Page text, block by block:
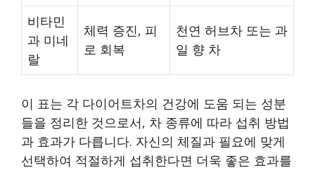
비타민
과 미네
랄
체력 증진, 피
로 회복
천연 허브차 또는 과
일 향 차
이 표는 각 다이어트차의 건강에 도움 되는 성분
들을 정리한 것으로서, 차 종류에 따라 섭취 방법
과 효과가 다릅니다. 자신의 체질과 필요에 맞게
선택하여 적절하게 섭취한다면 더욱 좋은 효과를